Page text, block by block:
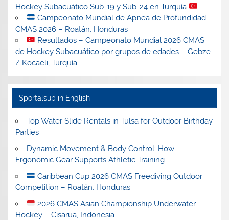
Hockey Subacuático Sub-19 y Sub-24 en Turquía
Campeonato Mundial de Apnea de Profundidad
CMAS 2026 – Roatán, Honduras
Resultados – Campeonato Mundial 2026 CMAS
de Hockey Subacuático por grupos de edades – Gebze
/ Kocaeli, Turquía
Sportalsub in English
Top Water Slide Rentals in Tulsa for Outdoor Birthday
Parties
Dynamic Movement & Body Control: How
Ergonomic Gear Supports Athletic Training
Caribbean Cup 2026 CMAS Freediving Outdoor
Competition – Roatán, Honduras
2026 CMAS Asian Championship Underwater
Hockey – Cisarua, Indonesia